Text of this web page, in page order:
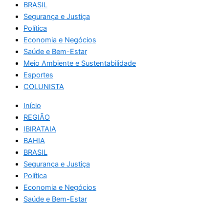
BRASIL
Segurança e Justiça
Política
Economia e Negócios
Saúde e Bem-Estar
Meio Ambiente e Sustentabilidade
Esportes
COLUNISTA
Início
REGIÃO
IBIRATAIA
BAHIA
BRASIL
Segurança e Justiça
Política
Economia e Negócios
Saúde e Bem-Estar